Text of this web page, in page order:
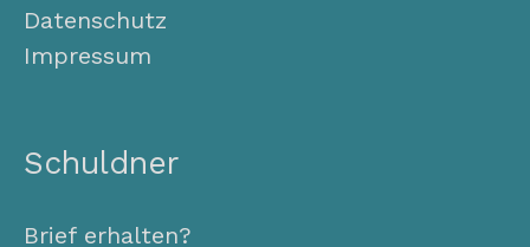
Datenschutz
Impressum
Schuldner
Brief erhalten?